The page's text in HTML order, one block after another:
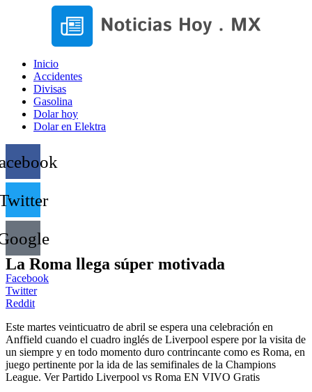
Inicio
Accidentes
Divisas
Gasolina
Dolar hoy
Dolar en Elektra
La Roma llega súper motivada
Facebook
Twitter
Reddit
Este martes veinticuatro de abril se espera una celebración en
Anffield cuando el cuadro inglés de Liverpool espere por la visita de
un siempre y en todo momento duro contrincante como es Roma, en
juego pertinente por la ida de las semifinales de la Champions
League. Ver Partido Liverpool vs Roma EN VIVO Gratis